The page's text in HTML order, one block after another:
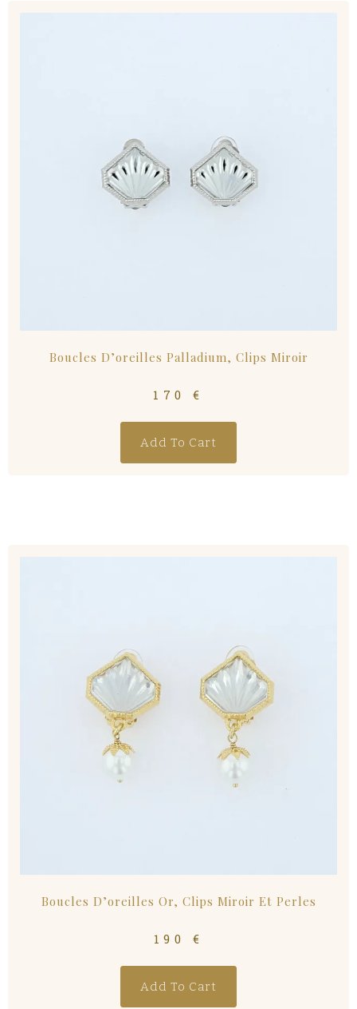
Boucles D’oreilles Palladium, Clips Miroir
170€
Add To Cart
Boucles D’oreilles Or, Clips Miroir Et Perles
190 €
Add To Cart